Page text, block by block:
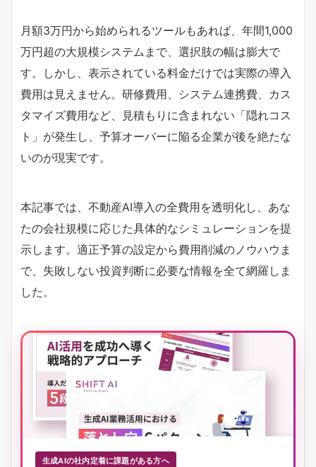
月額3万円から始められるツールもあれば、年間1,000
万円超の大規模システムまで、選択肢の幅は膨大で
す。しかし、表示されている料金だけでは実際の導入
費用は見えません。研修費用、システム連携費、カス
タマイズ費用など、見積もりに含まれない「隠れコス
ト」が発生し、予算オーバーに陥る企業が後を絶たな
いのが現実です。
本記事では、不動産AI導入の全費用を透明化し、あな
たの会社規模に応じた具体的なシミュレーションを提
示します。適正予算の設定から費用削減のノウハウま
で、失敗しない投資判断に必要な情報を全て網羅しま
した。
生成AIの社内定着に課題がある方へ